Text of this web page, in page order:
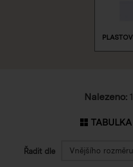
Nalezeno:
TABULKA
Řadit dle Vnějšího rozměru